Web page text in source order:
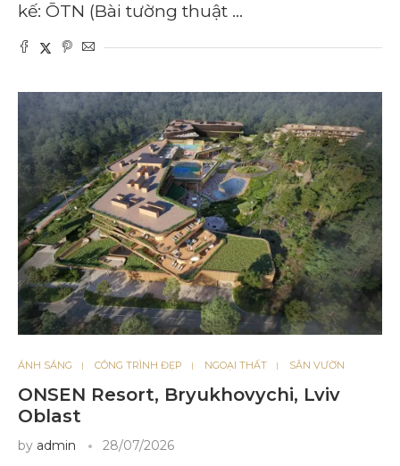
kế: ŌTN (Bài tường thuật …
ÁNH SÁNG CÔNG TRÌNH ĐẸP NGOẠI THẤT SÂN VƯỜN
ONSEN Resort, Bryukhovychi, Lviv
Oblast
by admin 28/07/2026